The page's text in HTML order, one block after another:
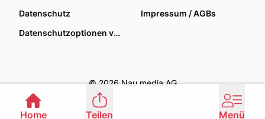
Datenschutz
Impressum / AGBs
Datenschutzoptionen verwalten
© 2026 Nau media AG
Home Teilen Menü